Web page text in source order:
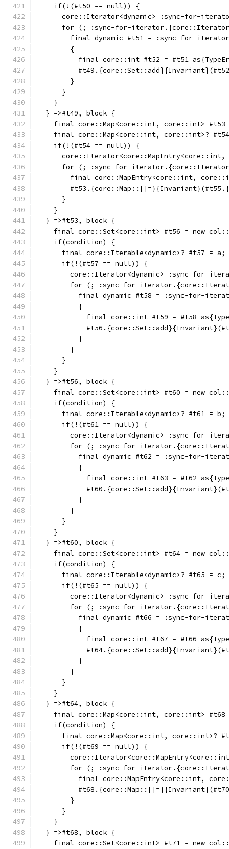
    if(!(#t50 == null)) {
core::Iterator<dynamic> :sync-for-
for (; :sync-for-
final dynamic #t51 = :sync-for-
        {
final core::int #t52 = #t51
        }
      }
    }
  } =>#t49, block {
final core::Map<core::int, core::int>
final core::Map<core::int, core::int>?
    if(!(#t54 == null)) {
for (; :sync-for-
final core::MapEntry<core::int,
      }
    }
  } =>#t53, block {
final core::Set<core::int> #t56 = new
    if(condition) {
      final core::Iterable<dynamic>? #t57 = a;
      if(!(#t57 == null)) {
core::Iterator<dynamic> :sync-for-
for (; :sync-for-
final dynamic #t58 = :sync-for-
          {
final core::int #t59 = #t58
          }
        }
      }
    }
  } =>#t56, block {
final core::Set<core::int> #t60 = new
    if(condition) {
      final core::Iterable<dynamic>? #t61 = b;
      if(!(#t61 == null)) {
core::Iterator<dynamic> :sync-for-
for (; :sync-for-
final dynamic #t62 = :sync-for-
          {
final core::int #t63 = #t62
          }
        }
      }
    }
  } =>#t60, block {
final core::Set<core::int> #t64 = new
    if(condition) {
      final core::Iterable<dynamic>? #t65 = c;
      if(!(#t65 == null)) {
core::Iterator<dynamic> :sync-for-
for (; :sync-for-
final dynamic #t66 = :sync-for-
          {
final core::int #t67 = #t66
          }
        }
      }
    }
  } =>#t64, block {
final core::Map<core::int, core::int>
    if(condition) {
final core::Map<core::int, core::int>?
      if(!(#t69 == null)) {
for (; :sync-for-
final core::MapEntry<core::int,
        }
      }
    }
  } =>#t68, block {
final core::Set<core::int> #t71 = new